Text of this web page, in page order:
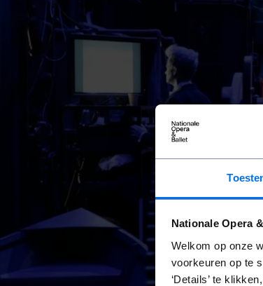
Nationale Opera
Welkom op onze
voorkeuren op te
‘Details’ te
/